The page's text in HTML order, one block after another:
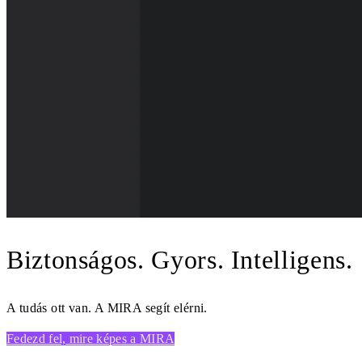
Biztonságos. Gyors. Intelligens.
A tudás ott van. A MIRA segít elérni.
Fedezd fel, mire képes a MIRA